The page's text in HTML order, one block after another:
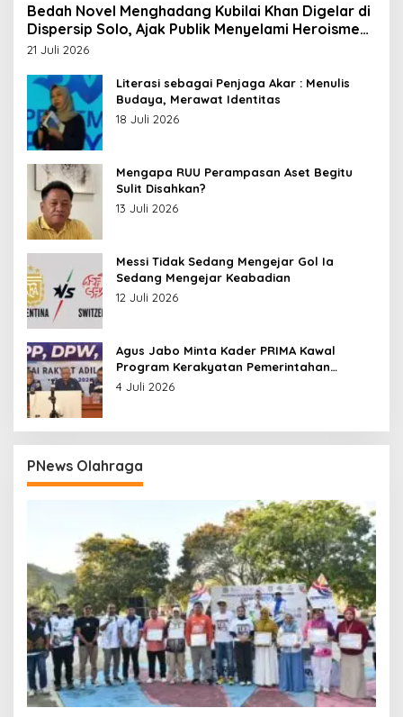
Bedah Novel Menghadang Kubilai Khan Digelar di
Dispersip Solo, Ajak Publik Menyelami Heroisme
Leluhur Nusantara
21 Juli 2026
Literasi sebagai Penjaga Akar : Menulis
Budaya, Merawat Identitas
18 Juli 2026
Mengapa RUU Perampasan Aset Begitu
Sulit Disahkan?
13 Juli 2026
Messi Tidak Sedang Mengejar Gol Ia
Sedang Mengejar Keabadian
12 Juli 2026
Agus Jabo Minta Kader PRIMA Kawal
Program Kerakyatan Pemerintahan
Prabowo
4 Juli 2026
PNews Olahraga